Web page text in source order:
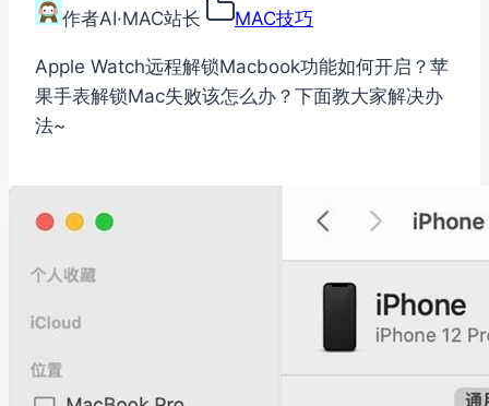
作者AI·MAC站长 MAC技巧
Apple Watch远程解锁Macbook功能如何开启？苹
果手表解锁Mac失败该怎么办？下面教大家解决办
法~